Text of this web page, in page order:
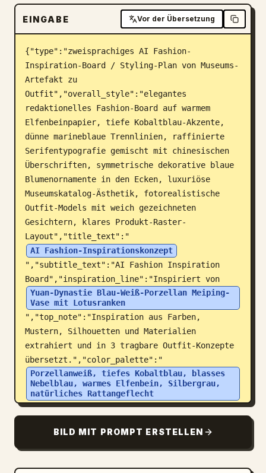
Blog
Updates
EINGABE Vor der Übersetzung
{"type":"zweisprachiges AI Fashion-
Inspiration-Board / Styling-Plan von Museums-
Artefakt zu
Outfit","overall_style":"elegantes
redaktionelles Fashion-Board auf warmem
Elfenbeinpapier, tiefe Kobaltblau-Akzente,
dünne marineblaue Trennlinien, raffinierte
Serifentypografie gemischt mit chinesischen
Überschriften, symmetrische dekorative blaue
Blumenornamente in den Ecken, luxuriöse
Museumskatalog-Ästhetik, fotorealistische
Outfit-Models mit weich gezeichneten
Gesichtern, klares Produkt-Raster-
Layout","title_text":"
AI Fashion-Inspirationskonzept
","subtitle_text":"AI Fashion Inspiration
Board","inspiration_line":"Inspiriert von
Yuan-Dynastie Blau-Weiß-Porzellan Meiping-
Vase mit Lotusranken
","top_note":"Inspiration aus Farben,
Mustern, Silhouetten und Materialien
extrahiert und in 3 tragbare Outfit-Konzepte
übersetzt.","color_palette":"
Porzellanweiß, tiefes Kobaltblau, blasses
Nebelblau, warmes Elfenbein, Silbergrau,
natürliches Rattangeflecht
","layout":{"canvas":"breites 16:9
dünne blaue Ränder, drei Hauptspalten:
Inspiration und visuelle Extraktion links,
BILD MIT PROMPT ERSTELLEN